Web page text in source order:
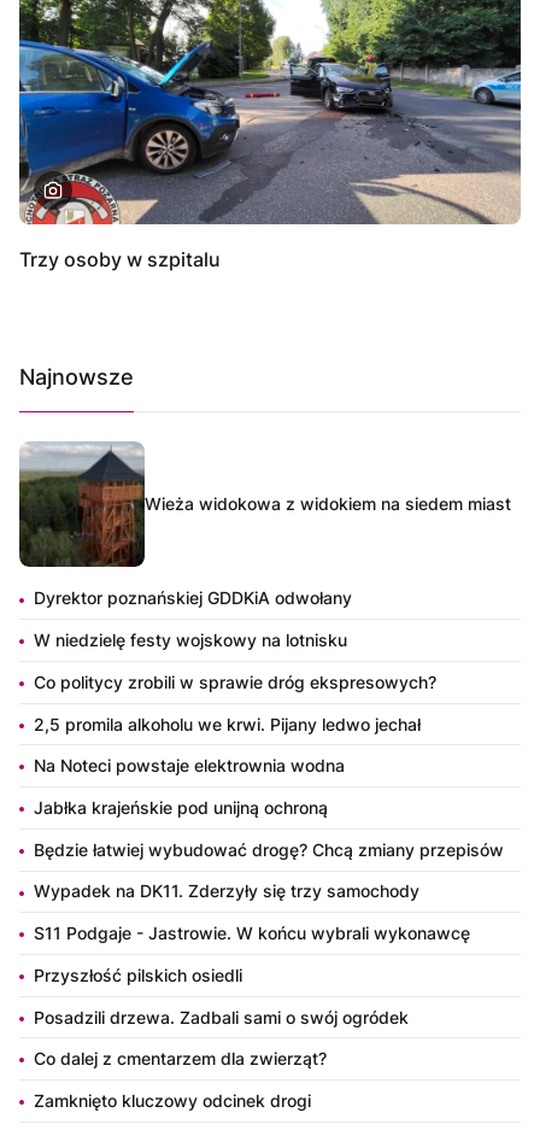
Trzy osoby w szpitalu
Najnowsze
Wieża widokowa z widokiem na siedem miast
Dyrektor poznańskiej GDDKiA odwołany
W niedzielę festy wojskowy na lotnisku
Co politycy zrobili w sprawie dróg ekspresowych?
2,5 promila alkoholu we krwi. Pijany ledwo jechał
Na Noteci powstaje elektrownia wodna
Jabłka krajeńskie pod unijną ochroną
Będzie łatwiej wybudować drogę? Chcą zmiany przepisów
Wypadek na DK11. Zderzyły się trzy samochody
S11 Podgaje - Jastrowie. W końcu wybrali wykonawcę
Przyszłość pilskich osiedli
Posadzili drzewa. Zadbali sami o swój ogródek
Co dalej z cmentarzem dla zwierząt?
Zamknięto kluczowy odcinek drogi